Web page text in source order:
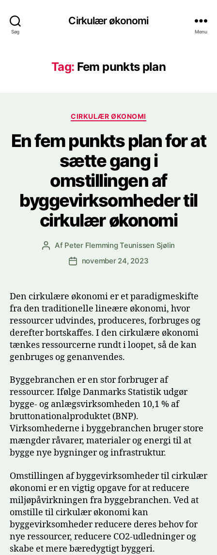
Søg
Cirkulær økonomi
Menu
Tag: Fem punkts plan
Kategorier
CIRKULÆR ØKONOMI
En fem punkts plan for at
sætte gang i
omstillingen af
byggevirksomheder til
cirkulær økonomi
Indlægsforfatter
Af Peter Flemming Teunissen Sjølin
Indlægsdato
november 24, 2023
Den cirkulære økonomi er et paradigmeskifte
fra den traditionelle lineære økonomi, hvor
ressourcer udvindes, produceres, forbruges og
derefter bortskaffes. I den cirkulære økonomi
tænkes ressourcerne rundt i loopet, så de kan
genbruges og genanvendes.
Byggebranchen er en stor forbruger af
ressourcer. Ifølge Danmarks Statistik udgør
bygge- og anlægsvirksomheden 10,1 % af
bruttonationalproduktet (BNP).
Virksomhederne i byggebranchen bruger store
mængder råvarer, materialer og energi til at
bygge nye bygninger og infrastruktur.
Omstillingen af byggevirksomheder til cirkulær
økonomi er en vigtig opgave for at reducere
miljøpåvirkningen fra byggebranchen. Ved at
omstille til cirkulær økonomi kan
byggevirksomheder reducere deres behov for
nye ressourcer, reducere CO2-udledninger og
skabe et mere bæredygtigt byggeri.